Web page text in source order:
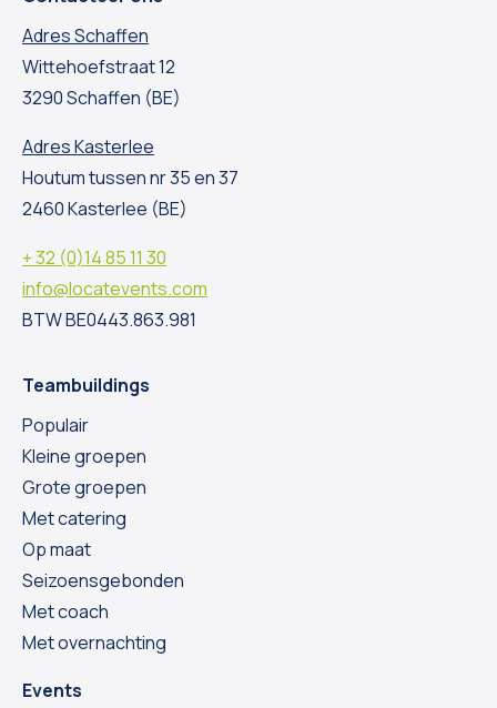
Adres Schaffen
Wittehoefstraat 12
3290 Schaffen (BE)
Adres Kasterlee
Houtum tussen nr 35 en 37
2460 Kasterlee (BE)
+ 32 (0)14 85 11 30
info@locatevents.com
BTW BE0443.863.981
Teambuildings
Populair
Kleine groepen
Grote groepen
Met catering
Op maat
Seizoensgebonden
Met coach
Met overnachting
Events